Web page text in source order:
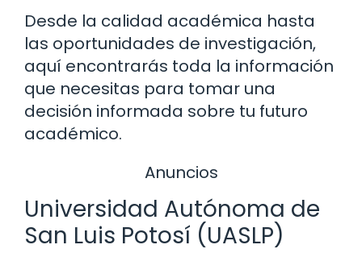
Desde la calidad académica hasta
las oportunidades de investigación,
aquí encontrarás toda la información
que necesitas para tomar una
decisión informada sobre tu futuro
académico.
Anuncios
Universidad Autónoma de
San Luis Potosí (UASLP)